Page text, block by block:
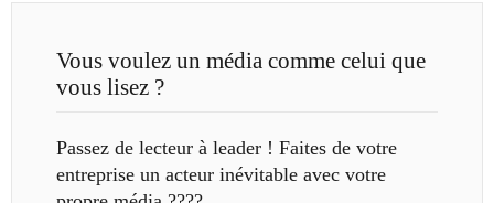
Vous voulez un média comme celui que
vous lisez ?
Passez de lecteur à leader ! Faites de votre
entreprise un acteur inévitable avec votre